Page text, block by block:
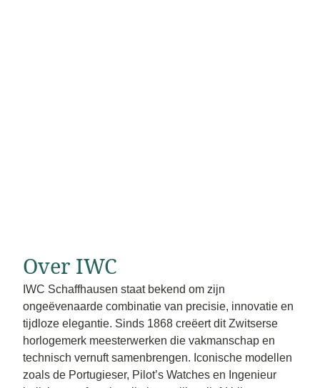
Over IWC
IWC Schaffhausen staat bekend om zijn
ongeëvenaarde combinatie van precisie, innovatie en
tijdloze elegantie. Sinds 1868 creëert dit Zwitserse
horlogemerk meesterwerken die vakmanschap en
technisch vernuft samenbrengen. Iconische modellen
zoals de Portugieser, Pilot’s Watches en Ingenieur